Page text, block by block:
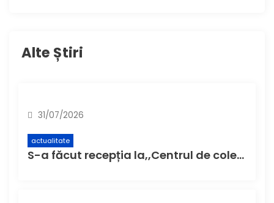
Alte Știri
31/07/2026
actualitate
S-a făcut recepția la,,Centrul de colectare cu aport voluntar” (CAV), unde buzoienii pot aduce deșeuri care nu încap în pubela de acasă